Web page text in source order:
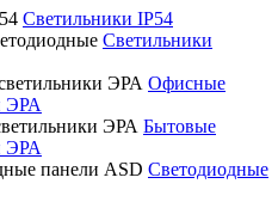
Светильники IP54
Светильники
Офисные
ЭРА
Бытовые
ЭРА
Светодиодные